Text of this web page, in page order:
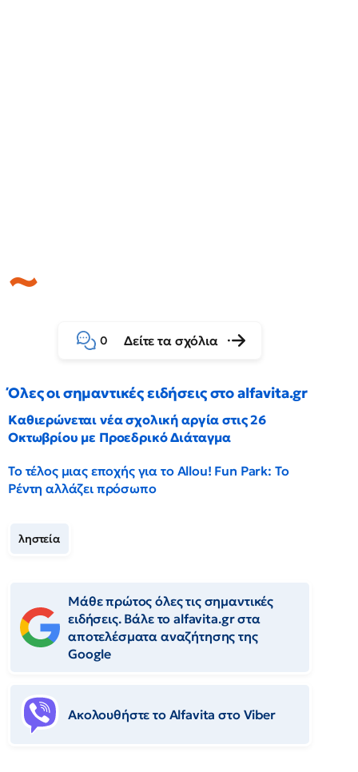
0 Δείτε τα σχόλια
Όλες οι σημαντικές ειδήσεις στο alfavita.gr
Καθιερώνεται νέα σχολική αργία στις 26
Οκτωβρίου με Προεδρικό Διάταγμα
Το τέλος μιας εποχής για το Allou! Fun Park: Το
Ρέντη αλλάζει πρόσωπο
ληστεία
Μάθε πρώτος όλες τις σημαντικές
ειδήσεις. Βάλε το alfavita.gr στα
αποτελέσματα αναζήτησης της
Google
Ακολουθήστε το Αlfavita στο Viber